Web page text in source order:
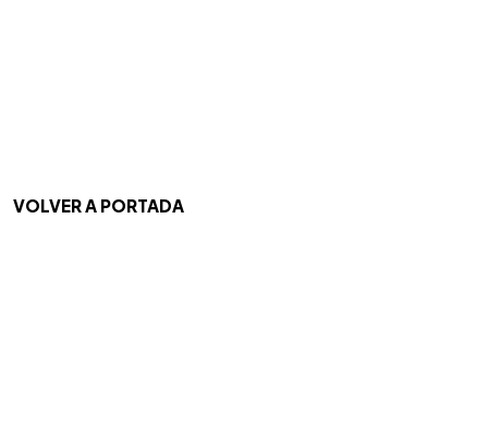
VOLVER A PORTADA